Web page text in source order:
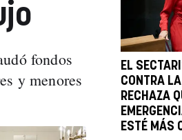
fondos
y menores
EL
CONTRA
RECHAZA
ESTÉ MÁS